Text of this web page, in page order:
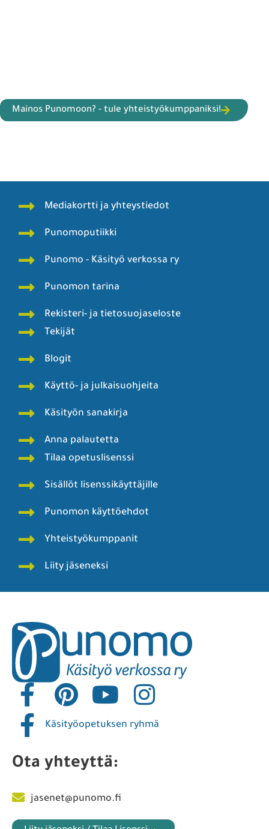
Mainos Punomoon? - tule yhteistyökumppaniksi!
Mediakortti ja yhteystiedot
Punomoputiikki
Punomo - Käsityö verkossa ry
Punomon tarina
Rekisteri- ja tietosuojaseloste
Tekijät
Blogit
Käyttö- ja julkaisuohjeita
Käsityön sanakirja
Anna palautetta
Tilaa opetuslisenssi
Sisällöt lisenssikäyttäjille
Punomon käyttöehdot
Yhteistyökumppanit
Liity jäseneksi
Käsityöopetuksen ryhmä
Ota yhteyttä:
jasenet@punomo.fi